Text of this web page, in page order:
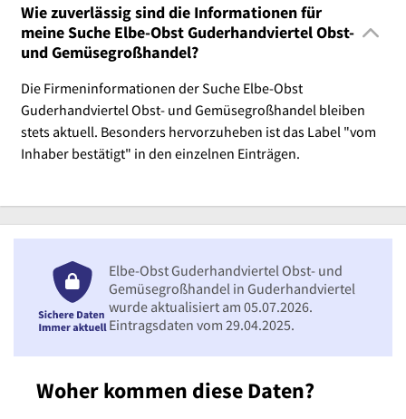
Wie zuverlässig sind die Informationen für
meine Suche Elbe-Obst Guderhandviertel Obst-
und Gemüsegroßhandel?
Die Firmeninformationen der Suche Elbe-Obst
Guderhandviertel Obst- und Gemüsegroßhandel bleiben
stets aktuell. Besonders hervorzuheben ist das Label "vom
Inhaber bestätigt" in den einzelnen Einträgen.
Woher kommen diese Daten?
Elbe-Obst Guderhandviertel Obst- und
Gemüsegroßhandel in Guderhandviertel
wurde aktualisiert am 05.07.2026.
Eintragsdaten vom 29.04.2025.